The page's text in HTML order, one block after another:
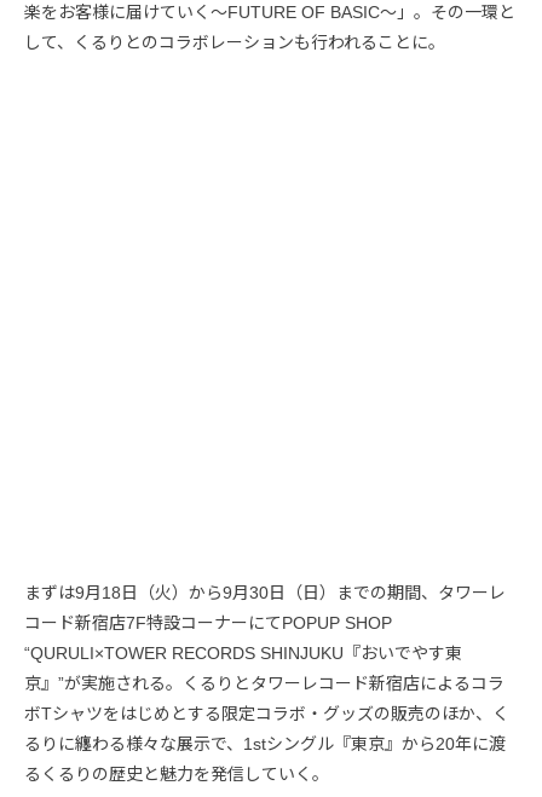
楽をお客様に届けていく〜FUTURE OF BASIC〜」。その一環と
して、くるりとのコラボレーションも行われることに。
まずは9月18日（火）から9月30日（日）までの期間、タワーレ
コード新宿店7F特設コーナーにてPOPUP SHOP
“QURULI×TOWER RECORDS SHINJUKU『おいでやす東
京』”が実施される。くるりとタワーレコード新宿店によるコラ
ボTシャツをはじめとする限定コラボ・グッズの販売のほか、く
るりに纏わる様々な展示で、1stシングル『東京』から20年に渡
るくるりの歴史と魅力を発信していく。